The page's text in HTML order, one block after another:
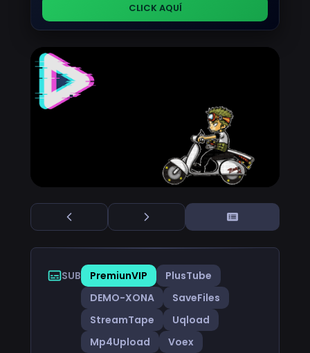
CLICK AQUÍ
SUB PremiunVIP
PlusTube
DEMO-XONA
SaveFiles
StreamTape
Uqload
Mp4Upload
Voex